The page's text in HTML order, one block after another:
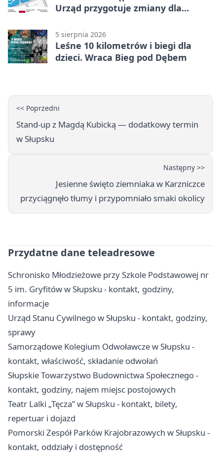
Urząd przygotuje zmiany dla
5 sierpnia 2026
Leśne 10 kilometrów i biegi dla
dzieci. Wraca Bieg pod Dębem
<< Poprzedni
Stand-up z Magdą Kubicką — dodatkowy termin
w Słupsku
Następny >>
Jesienne święto ziemniaka w Karzniczce
przyciągnęło tłumy i przypomniało smaki okolicy
Przydatne dane teleadresowe
Schronisko Młodzieżowe przy Szkole Podstawowej nr
5 im. Gryfitów w Słupsku - kontakt, godziny,
informacje
Urząd Stanu Cywilnego w Słupsku - kontakt, godziny,
sprawy
Samorządowe Kolegium Odwoławcze w Słupsku -
kontakt, właściwość, składanie odwołań
Słupskie Towarzystwo Budownictwa Społecznego -
kontakt, godziny, najem miejsc postojowych
Teatr Lalki „Tęcza” w Słupsku - kontakt, bilety,
repertuar i dojazd
Pomorski Zespół Parków Krajobrazowych w Słupsku -
kontakt, oddziały i dostępność